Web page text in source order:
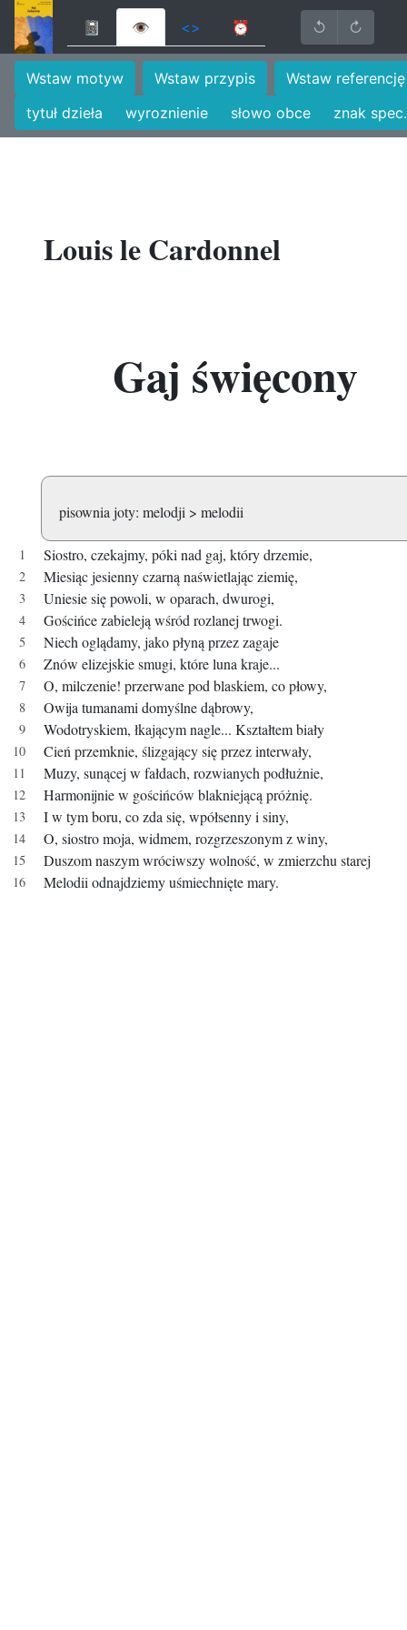
📓 👁 <> ⏰ ↺ ↻
Wstaw motyw Wstaw przypis
Wstaw referencję
tytuł dzieła
wyroznienie słowo obce znak spec.
Louis le Cardonnel
Gaj święcony
pisownia joty: melodji > melodii
Siostro, czekajmy, póki nad gaj, który drzemie,
Miesiąc jesienny czarną naświetlając ziemię,
Uniesie się powoli, w oparach, dwurogi,
Gościńce zabieleją wśród rozlanej trwogi.
Niech oglądamy, jako płyną przez zagaje
Znów elizejskie smugi, które luna kraje...
O, milczenie! przerwane pod blaskiem, co płowy,
Owija tumanami domyślne dąbrowy,
Wodotryskiem, łkającym nagle... Kształtem biały
Cień przemknie, ślizgający się przez interwały,
Muzy, sunącej w fałdach, rozwianych podłużnie,
Harmonijnie w gościńców blakniejącą próżnię.
I w tym boru, co zda się, wpółsenny i siny,
O, siostro moja, widmem, rozgrzeszonym z winy,
Duszom naszym wróciwszy wolność, w zmierzchu starej
Melodii odnajdziemy uśmiechnięte mary.